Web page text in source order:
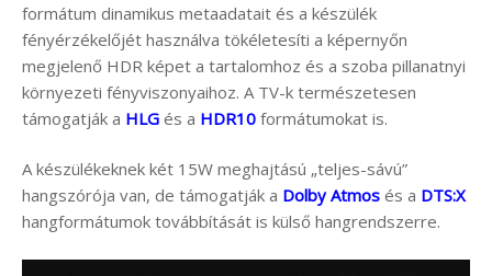
formátum dinamikus metaadatait és a készülék
fényérzékelőjét használva tökéletesíti a képernyőn
megjelenő HDR képet a tartalomhoz és a szoba pillanatnyi
környezeti fényviszonyaihoz. A TV-k természetesen
támogatják a HLG és a HDR10 formátumokat is.
A készülékeknek két 15W meghajtású „teljes-sávú”
hangszórója van, de támogatják a Dolby Atmos és a DTS:X
hangformátumok továbbítását is külső hangrendszerre.